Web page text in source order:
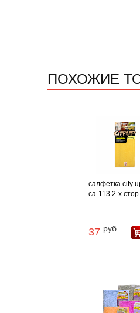
ПОХОЖИЕ
салфетка city
са-113 2-х
37 руб